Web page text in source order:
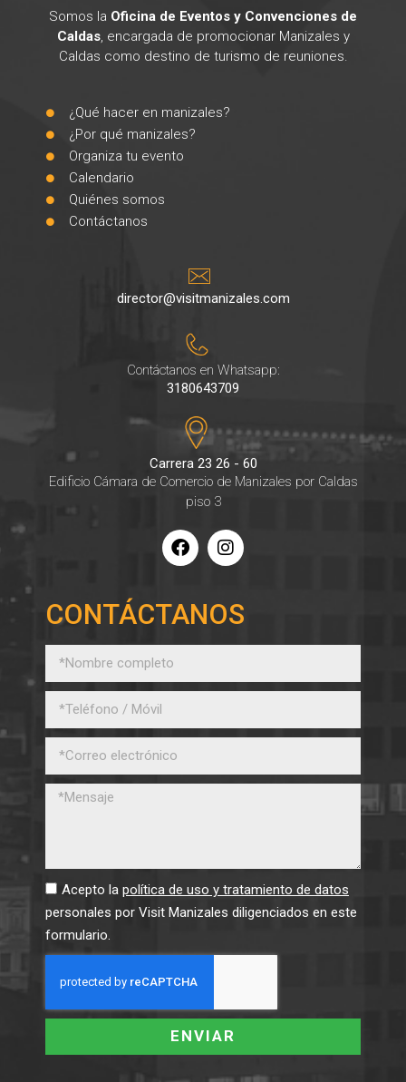
Somos la Oficina de Eventos y Convenciones de
Caldas, encargada de promocionar Manizales y
Caldas como destino de turismo de reuniones.
¿Qué hacer en manizales?
¿Por qué manizales?
Organiza tu evento
Calendario
Quiénes somos
Contáctanos
director@visitmanizales.com
Contáctanos en Whatsapp:
3180643709
Carrera 23 26 - 60
Edificio Cámara de Comercio de Manizales por Caldas
piso 3
CONTÁCTANOS
Acepto la política de uso y tratamiento de datos
personales por Visit Manizales diligenciados en este
formulario.
ENVIAR